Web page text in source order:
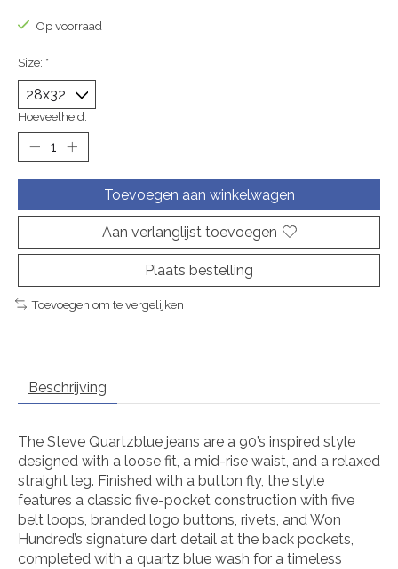
Op voorraad
Size: *
Hoeveelheid:
Toevoegen aan winkelwagen
Aan verlanglijst toevoegen
Plaats bestelling
Toevoegen om te vergelijken
Beschrijving
The Steve Quartzblue jeans are a 90’s inspired style
designed with a loose fit, a mid-rise waist, and a relaxed
straight leg. Finished with a button fly, the style
features a classic five-pocket construction with five
belt loops, branded logo buttons, rivets, and Won
Hundred’s signature dart detail at the back pockets,
completed with a quartz blue wash for a timeless